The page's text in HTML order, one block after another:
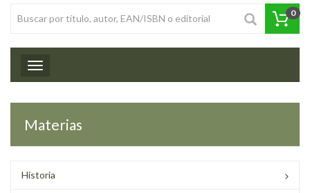
0
Toggle navigation
Materias
Historia